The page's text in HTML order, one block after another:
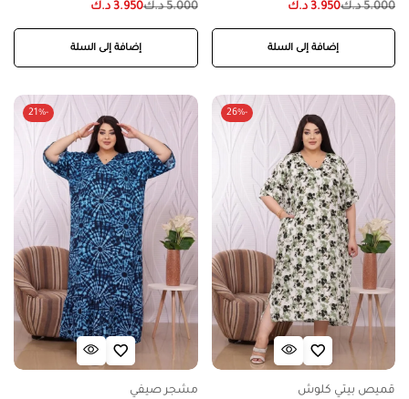
5.000 د.ك3.950 د.ك
إضافة إلى السلة
5.000 د.ك3.950 د.ك
إضافة إلى السلة
-26%
قميص بيتي كلوش
-21%
مشجر صيفي